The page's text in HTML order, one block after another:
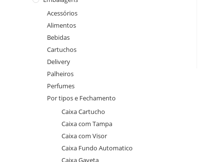
Acessórios
Alimentos
Bebidas
Cartuchos
Delivery
Palheiros
Perfumes
Por tipos e Fechamento
Caixa Cartucho
Caixa com Tampa
Caixa com Visor
Caixa Fundo Automatico
Caixa Gaveta